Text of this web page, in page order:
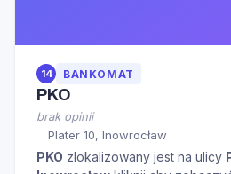
14 BANKOMAT
PKO
brak opinii
Plater 10, Inowrocław
PKO zlokalizowany jest na ulicy